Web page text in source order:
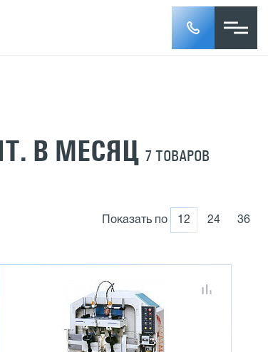
В МЕСЯЦ 7 ТОВАРОВ
Показать по 12 24 36